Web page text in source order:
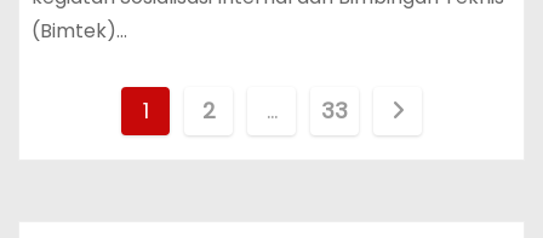
(Bimtek)…
1 2 … 33